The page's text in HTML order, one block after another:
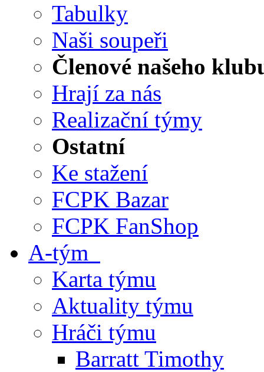
Tabulky
Naši soupeři
Členové našeho
Hrají za nás
Realizační týmy
Ostatní
Ke stažení
FCPK Bazar
FCPK FanShop
A-tým
Karta týmu
Aktuality týmu
Hráči týmu
Barratt Timothy